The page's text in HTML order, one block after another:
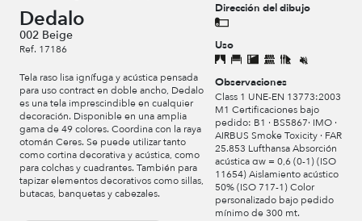
Dedalo
002 Beige
Ref. 17186
Tela raso lisa ignífuga y acústica pensada
para uso contract en doble ancho, Dedalo
es una tela imprescindible en cualquier
decoración. Disponible en una amplia
gama de 49 colores. Coordina con la raya
otomán Ceres. Se puede utilizar tanto
como cortina decorativa y acústica, como
para colchas y cuadrantes. También para
tapizar elementos decorativos como sillas,
butacas, banquetas y cabezales.
Dirección del dibujo
Uso
Observaciones
Class 1 UNE-EN 13773:2003
M1 Certificaciones bajo
pedido: B1 · BS5867· IMO ·
AIRBUS Smoke Toxicity · FAR
25.853 Lufthansa Absorción
acústica αw = 0,6 (0-1) (ISO
11654) Aislamiento acústico
50% (ISO 717-1) Color
personalizado bajo pedido
mínimo de 300 mt.